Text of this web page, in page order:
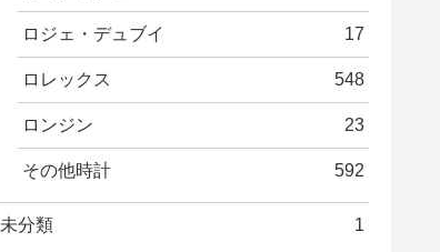
ロジェ・デュブイ 17
ロレックス 548
ロンジン 23
その他時計 592
未分類 1